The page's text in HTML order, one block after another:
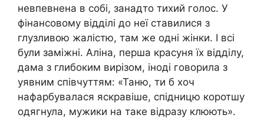
невпевнена в собі, занадто тихий голос. У
фінансовому відділі до неї ставилися з
глузливою жалістю, там же одні жінки. І всі
були заміжні. Аліна, перша красуня їх відділу,
дама з глибоким вирізом, іноді говорила з
уявним співчуттям: «Таню, ти б хоч
нафарбувалася яскравіше, спідницю коротшу
одягнула, мужики на таке відразу клюють».